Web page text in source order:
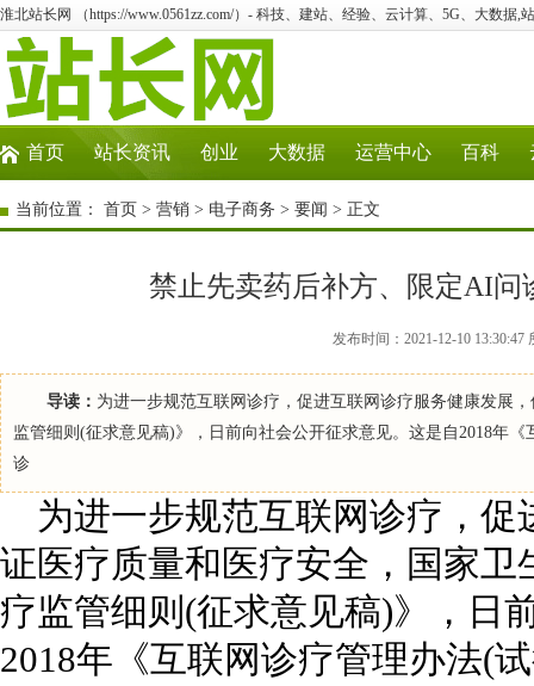
淮北站长网 （https://www.0561zz.com/）- 科技、建站、经验、云计算、5G、大数据,
首页 站长资讯 创业 大数据 运营中心 百科
当前位置： 首页 > 营销 > 电子商务 > 要闻 > 正文
禁止先卖药后补方、限定AI
发布时间：2021-12-10
导读： 为进一步规范互联网诊疗，促进互联网诊疗服务健康发展
监管细则(征求意见稿)》，日前向社会公开征求意见。这是自2018年
诊
为进一步规范互联网诊疗，促
证医疗质量和医疗安全，国家
疗监管细则(征求意见稿)》，日
2018年《互联网诊疗管理办法(